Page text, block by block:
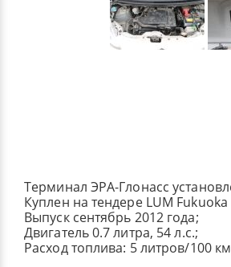
Терминал ЭРА-Глонасс
Куплен на тендере LUM
Выпуск сентябрь 2012 года;
Двигатель 0.7 литра, 54 л.с.;
Расход топлива: 5 литров/100